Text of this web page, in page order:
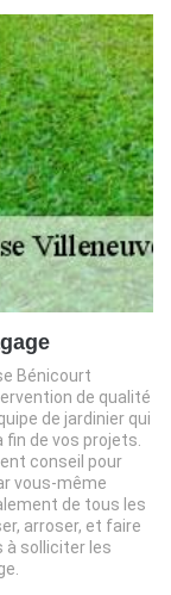
Bénicourt
de qualité
de jardinier qui
fin de vos projets.
conseil pour
vous-même
de tous les
arroser, et faire
à solliciter les